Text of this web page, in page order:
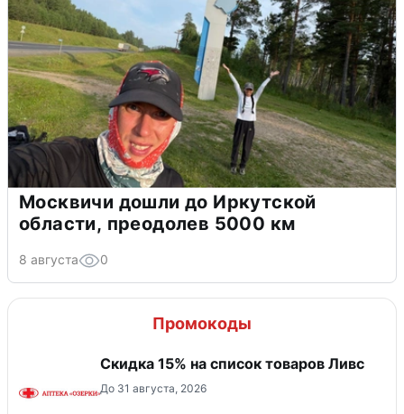
Москвичи дошли до Иркутской
области, преодолев 5000 км
8 августа 0
Промокоды
Скидка 15% на список товаров Ливс
До 31 августа, 2026